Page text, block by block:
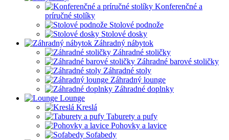
Konferenčné a
príručné stolíky
Stolové podnože
Stolové dosky
Záhradný nábytok
Záhradné stoličky
Záhradné barové stoličky
Záhradné stoly
Záhradný lounge
Záhradné doplnky
Lounge
Kreslá
Taburety a pufy
Pohovky a lavice
Sofabedy